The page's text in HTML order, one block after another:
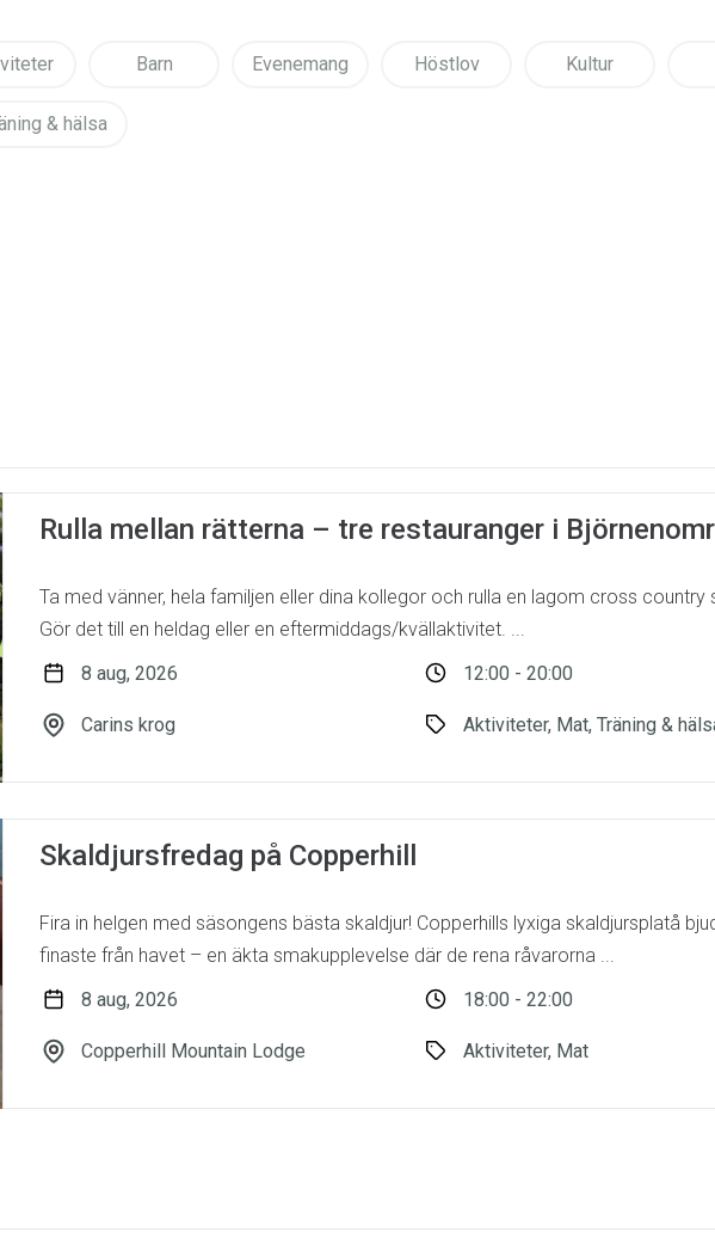
Barn Evenemang Höstlov Kultur
& hälsa
Rulla mellan rätterna – tre restauranger i
Ta med vänner, hela familjen eller dina kollegor och rulla en lagom cross country
Gör det till en heldag eller en eftermiddags/kvällaktivitet. ...
8 aug, 2026
12:00 - 20:00
Carins krog Aktiviteter, Mat, Träning &
Skaldjursfredag på Copperhill
Fira in helgen med säsongens bästa skaldjur! Copperhills lyxiga skaldjursplatå
finaste från havet – en äkta smakupplevelse där de rena råvarorna ...
8 aug, 2026
18:00 - 22:00
Copperhill Mountain Lodge Aktiviteter, Mat